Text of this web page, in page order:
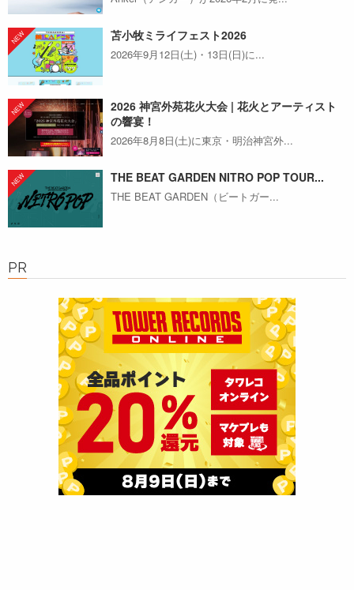
苫小牧ミライフェスト2026
2026年9月12日(土)・13日(日)に...
2026 神宮外苑花火大会 | 花火とアーティスト
の響宴！
2026年8月8日(土)に東京・明治神宮外...
THE BEAT GARDEN NITRO POP TOUR...
THE BEAT GARDEN（ビートガー...
PR